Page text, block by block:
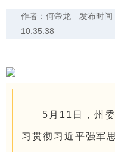
作者：何帝龙
发布时
10:35:38
5月11日，州
习贯彻习近平强军